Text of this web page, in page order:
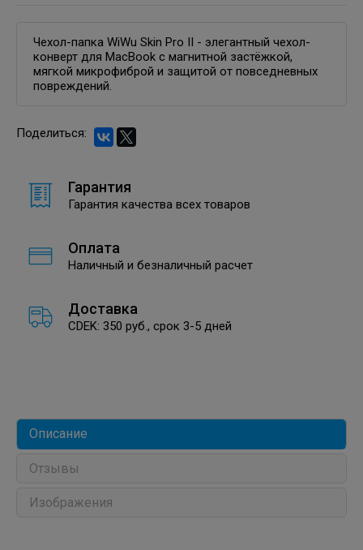
Чехол-папка WiWu Skin Pro II - элегантный чехол-
конверт для MacBook с магнитной застёжкой,
мягкой микрофиброй и защитой от повседневных
повреждений.
Поделиться:
Гарантия
Гарантия качества всех товаров
Оплата
Наличный и безналичный расчет
Доставка
CDEK: 350 руб., срок 3-5 дней
Описание
Отзывы
Изображения